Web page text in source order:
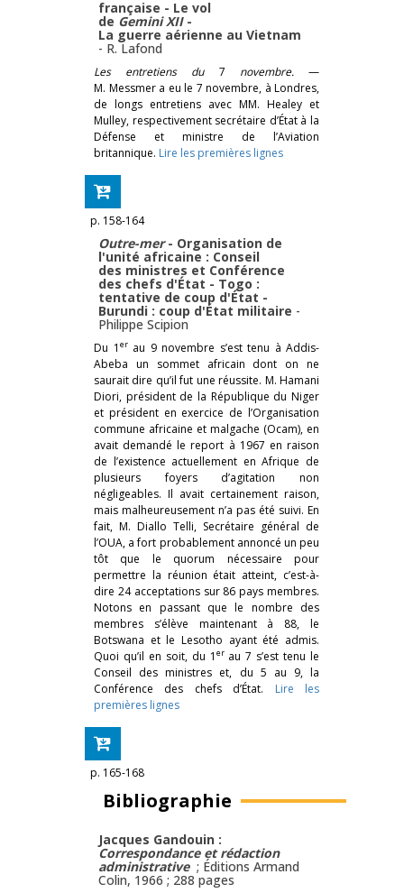
française - Le vol
de Gemini XII-
La guerre aérienne au Vietnam
- R. Lafond
Les entretiens du 7 novembre.—
M. Messmer a eu le 7 novembre, à Londres,
de longs entretiens avec MM. Healey et
Mulley, respectivement secrétaire d’État à la
Défense et ministre de l’Aviation
britannique. Lire les premières lignes
p. 158-164
Outre-mer- Organisation de
l'unité africaine : Conseil
des ministres et Conférence
des chefs d'État - Togo :
tentative de coup d'État -
Burundi : coup d'État militaire -
Philippe Scipion
Du 1 erau 9 novembre s’est tenu à Addis-
Abeba un sommet africain dont on ne
saurait dire qu’il fut une réussite. M. Hamani
Diori, président de la République du Niger
et président en exercice de l’Organisation
commune africaine et malgache (Ocam), en
avait demandé le report à 1967 en raison
de l’existence actuellement en Afrique de
plusieurs foyers d’agitation non
négligeables. Il avait certainement raison,
mais malheureusement n’a pas été suivi. En
fait, M. Diallo Telli, Secrétaire général de
l’OUA, a fort probablement annoncé un peu
tôt que le quorum nécessaire pour
permettre la réunion était atteint, c’est-à-
dire 24 acceptations sur 86 pays membres.
Notons en passant que le nombre des
membres s’élève maintenant à 88, le
Botswana et le Lesotho ayant été admis.
Quoi qu’il en soit, du 1 erau 7 s’est tenu le
Conseil des ministres et, du 5 au 9, la
Conférence des chefs d’État. Lire les
premières lignes
p. 165-168
Bibliographie
Jacques Gandouin :
Correspondance et rédaction
administrative ; Éditions Armand
Colin, 1966 ; 288 pages